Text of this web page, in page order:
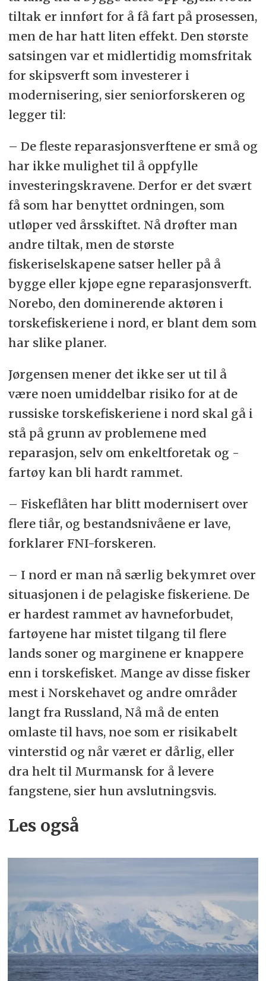
tiltak er innført for å få fart på prosessen,
men de har hatt liten effekt. Den største
satsingen var et midlertidig momsfritak
for skipsverft som investerer i
modernisering, sier seniorforskeren og
legger til:
– De fleste reparasjonsverftene er små og
har ikke mulighet til å oppfylle
investeringskravene. Derfor er det svært
få som har benyttet ordningen, som
utløper ved årsskiftet. Nå drøfter man
andre tiltak, men de største
fiskeriselskapene satser heller på å
bygge eller kjøpe egne reparasjonsverft.
Norebo, den dominerende aktøren i
torskefiskeriene i nord, er blant dem som
har slike planer.
Jørgensen mener det ikke ser ut til å
være noen umiddelbar risiko for at de
russiske torskefiskeriene i nord skal gå i
stå på grunn av problemene med
reparasjon, selv om enkeltforetak og -
fartøy kan bli hardt rammet.
– Fiskeflåten har blitt modernisert over
flere tiår, og bestandsnivåene er lave,
forklarer FNI-forskeren.
– I nord er man nå særlig bekymret over
situasjonen i de pelagiske fiskeriene. De
er hardest rammet av havneforbudet,
fartøyene har mistet tilgang til flere
lands soner og marginene er knappere
enn i torskefisket. Mange av disse fisker
mest i Norskehavet og andre områder
langt fra Russland, Nå må de enten
omlaste til havs, noe som er risikabelt
vinterstid og når været er dårlig, eller
dra helt til Murmansk for å levere
fangstene, sier hun avslutningsvis.
Les også